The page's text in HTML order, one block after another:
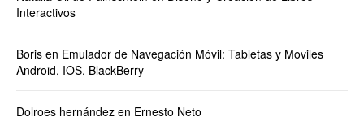
Interactivos
Boris en Emulador de Navegación Móvil: Tabletas y Moviles
Android, IOS, BlackBerry
Dolroes hernández en Ernesto Neto